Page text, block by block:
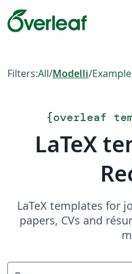
Filters:All/Modelli/
{overleaf
LaTeX
LaTeX templates for
papers, CVs and